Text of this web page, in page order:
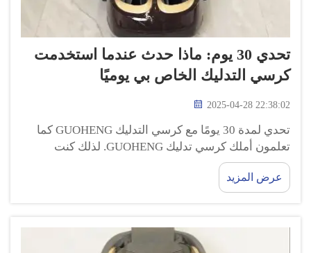
تحدي 30 يوم: ماذا حدث عندما استخدمت
كرسي التدليك الخاص بي يوميًا
2025-04-28 22:38:02
تحدي لمدة 30 يومًا مع كرسي التدليك GUOHENG كما
تعلمون أملك كرسي تدليك GUOHENG. لذلك كنت
متحمسًا جدًا لمعرفة ما سيحدث عندما أستخدمه كل يوم
لمدة شهر كامل. حصلت على كل التجارب المذهلة دفعة
واحدة! داخل وخارج كرسي التدليك الخاص بي ...
عرض المزيد